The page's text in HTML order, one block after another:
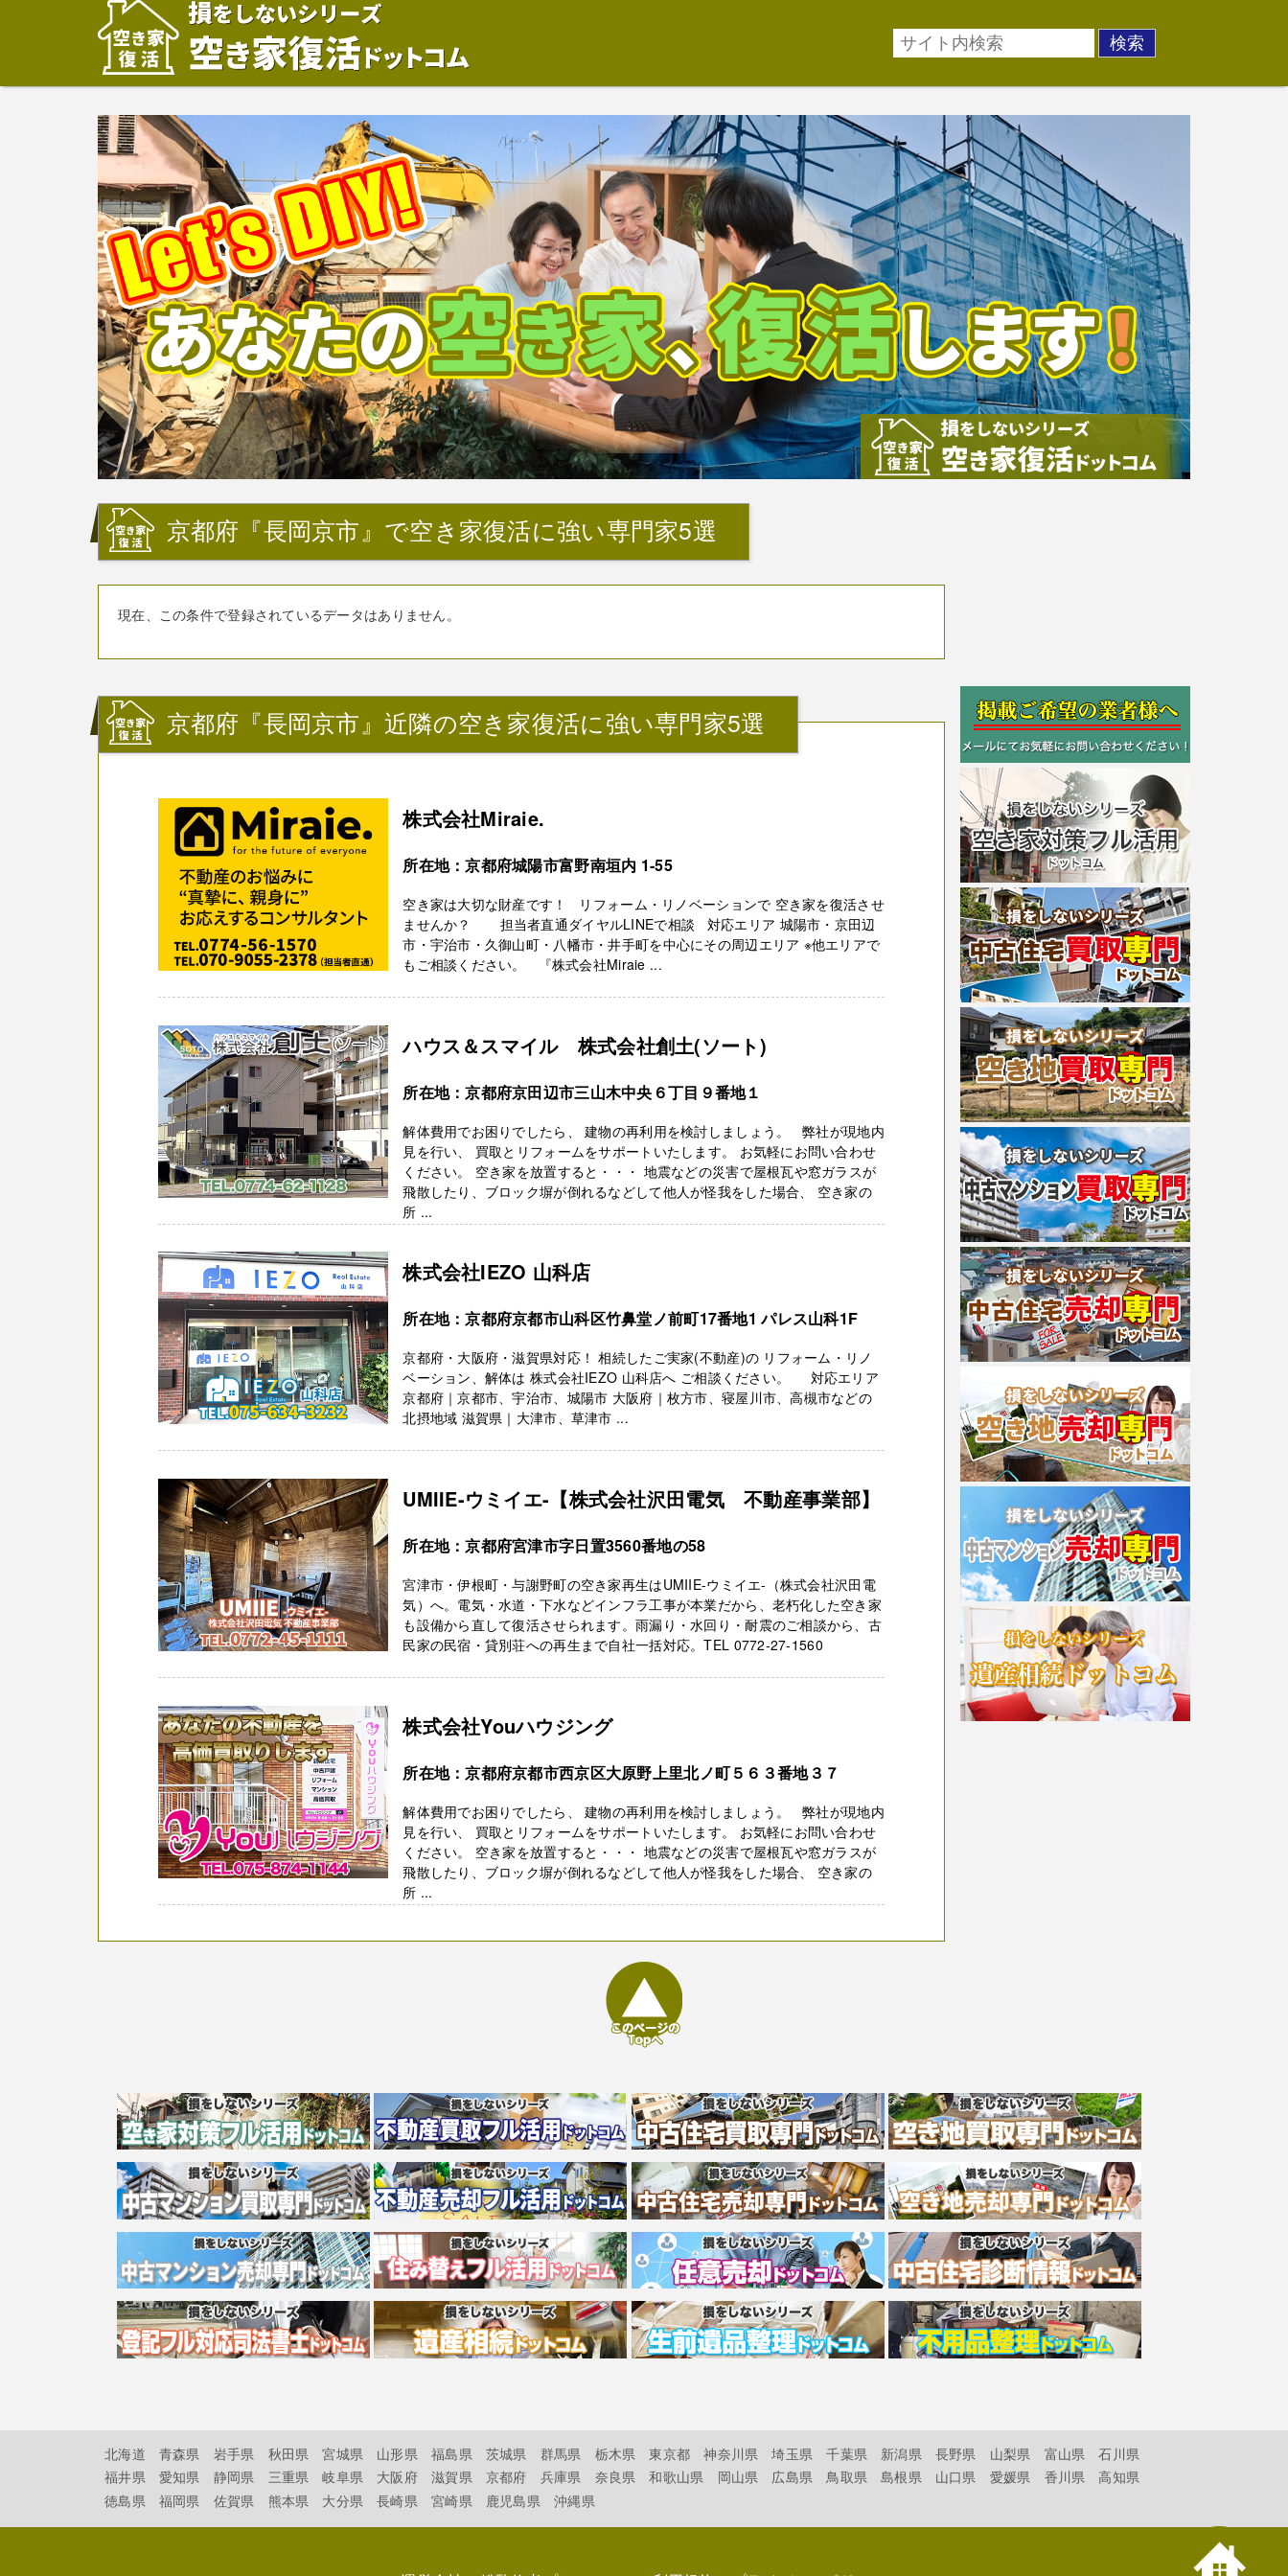
京都府『長岡京市』で空き家復活に強い専門家5選
現在、この条件で登録されているデータはありません。
京都府『長岡京市』近隣の空き家復活に強い専門家5選
株式会社Miraie.
所在地：京都府城陽市富野南垣内 1-55
空き家は大切な財産です！ リフォーム・リノベーションで 空き家を復活させ
ませんか？ 担当者直通ダイヤルLINEで相談 対応エリア 城陽市・京田辺
市・宇治市・久御山町・八幡市・井手町を中心にその周辺エリア ※他エリアで
もご相談ください。 『株式会社Miraie ...
ハウス＆スマイル 株式会社創土(ソート)
所在地：京都府京田辺市三山木中央６丁目９番地１
解体費用でお困りでしたら、 建物の再利用を検討しましょう。 弊社が現地内
見を行い、 買取とリフォームをサポートいたします。 お気軽にお問い合わせ
ください。 空き家を放置すると・・・ 地震などの災害で屋根瓦や窓ガラスが
飛散したり、ブロック塀が倒れるなどして他人が怪我をした場合、 空き家の
所 ...
株式会社IEZO 山科店
所在地：京都府京都市山科区竹鼻堂ノ前町17番地1 パレス山科1F
京都府・大阪府・滋賀県対応！ 相続したご実家(不動産)の リフォーム・リノ
ベーション、解体は 株式会社IEZO 山科店へ ご相談ください。 対応エリア
京都府｜京都市、宇治市、城陽市 大阪府｜枚方市、寝屋川市、高槻市などの
北摂地域 滋賀県｜大津市、草津市 ...
UMIIE-ウミイエ-【株式会社沢田電気 不動産事業部】
所在地：京都府宮津市字日置3560番地の58
宮津市・伊根町・与謝野町の空き家再生はUMIIE-ウミイエ-（株式会社沢田電
気）へ。電気・水道・下水などインフラ工事が本業だから、老朽化した空き家
も設備から直して復活させられます。雨漏り・水回り・耐震のご相談から、古
民家の民宿・貸別荘への再生まで自社一括対応。TEL 0772-27-1560
株式会社Youハウジング
所在地：京都府京都市西京区大原野上里北ノ町５６３番地３７
解体費用でお困りでしたら、 建物の再利用を検討しましょう。 弊社が現地内
見を行い、 買取とリフォームをサポートいたします。 お気軽にお問い合わせ
ください。 空き家を放置すると・・・ 地震などの災害で屋根瓦や窓ガラスが
飛散したり、ブロック塀が倒れるなどして他人が怪我をした場合、 空き家の
所 ...
北海道 青森県 岩手県 秋田県 宮城県 山形県 福島県 茨城県 群馬県 栃木県 東京都 神奈川県 埼玉県 千葉県 新潟県 長野県 山梨県 富山県
石川県
福井県
愛知県 静岡県 三重県 岐阜県 大阪府 滋賀県 京都府 兵庫県 奈良県 和歌山県 岡山県 広島県 鳥取県 島根県 山口県 愛媛県 香川県
高知県
徳島県
福岡県 佐賀県 熊本県 大分県 長崎県 宮崎県 鹿児島県 沖縄県